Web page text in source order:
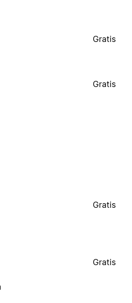
Gratis
Gratis
Gratis
Gratis